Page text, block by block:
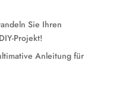
Sie Ihren
Projekt!
Anleitung für